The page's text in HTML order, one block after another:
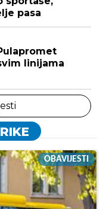
pasa
linijama
OBAVIJESTI